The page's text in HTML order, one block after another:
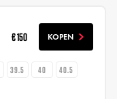
€ 150 KOPEN
39.5 40
40.5